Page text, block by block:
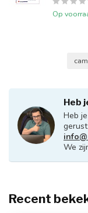
Op
Heb
Heb
We
Recent